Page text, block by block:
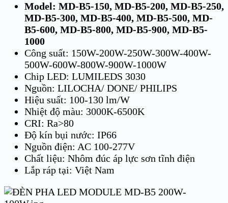
Model: MD-B5-150, MD-B5-200, MD-B5-250,
MD-B5-300, MD-B5-400, MD-B5-500, MD-
B5-600, MD-B5-800, MD-B5-900, MD-B5-
1000
Công suất: 150W-200W-250W-300W-400W-
500W-600W-800W-900W-1000W
Chip LED: LUMILEDS 3030
Nguồn: LILOCHA/ DONE/ PHILIPS
Hiệu suất: 100-130 lm/W
Nhiệt độ màu: 3000K-6500K
CRI: Ra>80
Độ kín bụi nước: IP66
Nguồn điện: AC 100-277V
Chất liệu: Nhôm đúc áp lực sơn tĩnh điện
Lắp ráp tại: Việt Nam